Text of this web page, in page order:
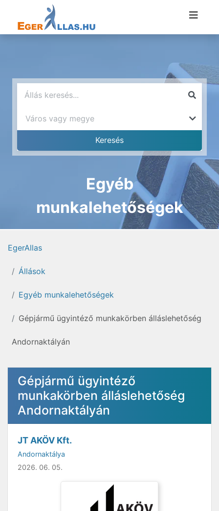
Egyéb
munkalehetőségek
EgerAllas
Állások
Egyéb munkalehetőségek
Gépjármű ügyintéző munkakörben álláslehetőség
Andornaktályán
Gépjármű ügyintéző
munkakörben álláslehetőség
Andornaktályán
JT AKÖV Kft.
Andornaktálya
2026. 06. 05.